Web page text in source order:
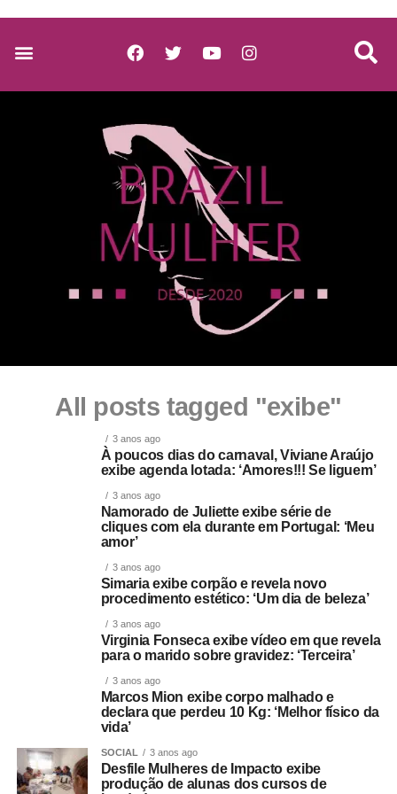
All posts tagged "exibe"
3 anos ago
À poucos dias do carnaval, Viviane Araújo
exibe agenda lotada: ‘Amores!!! Se liguem’
3 anos ago
Namorado de Juliette exibe série de
cliques com ela durante em Portugal: ‘Meu
amor’
3 anos ago
Simaria exibe corpão e revela novo
procedimento estético: ‘Um dia de beleza’
3 anos ago
Virginia Fonseca exibe vídeo em que revela
para o marido sobre gravidez: ‘Terceira’
3 anos ago
Marcos Mion exibe corpo malhado e
declara que perdeu 10 Kg: ‘Melhor físico da
vida’
SOCIAL 3 anos ago
Desfile Mulheres de Impacto exibe
produção de alunas dos cursos de